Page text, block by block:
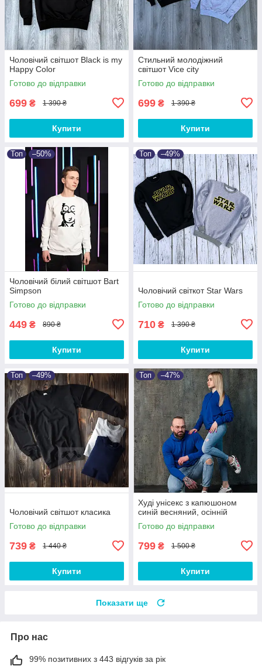
Чоловічий світшот Black is my
Happy Color
Готово до відправки
699 ₴ 1 390 ₴
Купити
Стильний молодіжний
світшот Vice city
Готово до відправки
699 ₴ 1 390 ₴
Купити
Топ –50%
Чоловічий білий світшот Bart
Simpson
Готово до відправки
449 ₴ 890 ₴
Купити
Топ –49%
Чоловічий світкот Star Wars
Готово до відправки
710 ₴ 1 390 ₴
Купити
Топ –49%
Чоловічий світшот класика
Готово до відправки
739 ₴ 1 440 ₴
Купити
Топ –47%
Худі унісекс з капюшоном
синій весняний, осінній
Готово до відправки
799 ₴ 1 500 ₴
Купити
Показати ще
Про нас
99% позитивних з 443 відгуків за рік